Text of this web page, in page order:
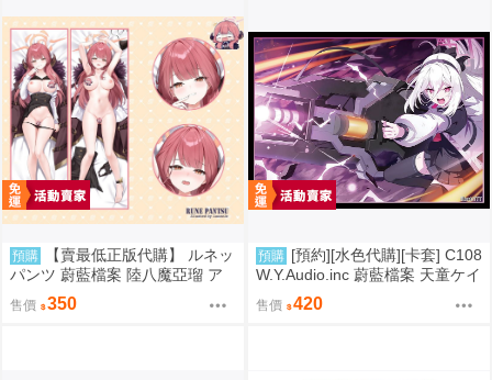
預購
【賣最低正版代購】 ルネッ
パンツ 蔚藍檔案 陸八魔亞瑠 ア
ル 抱枕套 0905
售價 350
預購 [預約][水色代購][卡套] C108
W.Y.Audio.inc 蔚藍檔案 天童ケイ
售價 420